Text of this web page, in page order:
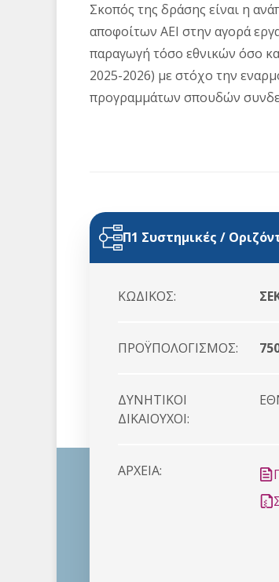
Σκοπός της δράσης είναι η
αποφοίτων ΑΕΙ στην αγορά
παραγωγή τόσο εθνικών όσο
2025-2026) με στόχο την
προγραμμάτων σπουδών
Π1 Συστημικές /
ΚΩΔΙΚΟΣ:
ΠΡΟΫΠΟΛΟΓΙΣΜΟΣ:
ΔΥΝΗΤΙΚΟI
ΔΙΚΑΙΟYΧΟΙ:
ΑΡΧΕΙΑ: